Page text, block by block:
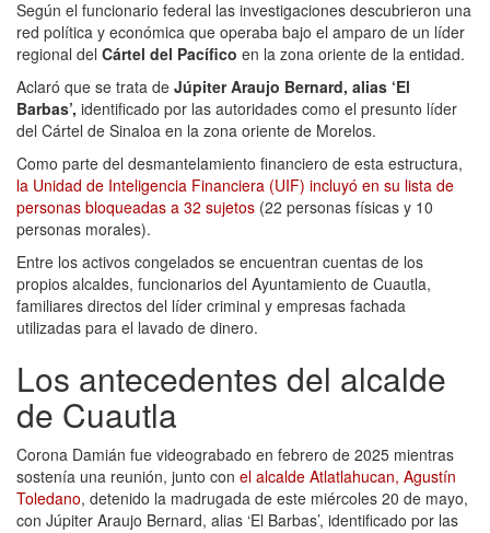
Según el funcionario federal las investigaciones descubrieron una
red política y económica que operaba bajo el amparo de un líder
regional del Cártel del Pacífico en la zona oriente de la entidad.
Aclaró que se trata de Júpiter Araujo Bernard, alias ‘El
Barbas’, identificado por las autoridades como el presunto líder
del Cártel de Sinaloa en la zona oriente de Morelos.
Como parte del desmantelamiento financiero de esta estructura,
la Unidad de Inteligencia Financiera (UIF) incluyó en su lista de
personas bloqueadas a 32 sujetos (22 personas físicas y 10
personas morales).
Entre los activos congelados se encuentran cuentas de los
propios alcaldes, funcionarios del Ayuntamiento de Cuautla,
familiares directos del líder criminal y empresas fachada
utilizadas para el lavado de dinero.
Los antecedentes del alcalde
de Cuautla
Corona Damián fue videograbado en febrero de 2025 mientras
sostenía una reunión, junto con el alcalde Atlatlahucan, Agustín
Toledano, detenido la madrugada de este miércoles 20 de mayo,
con Júpiter Araujo Bernard, alias ‘El Barbas’, identificado por las